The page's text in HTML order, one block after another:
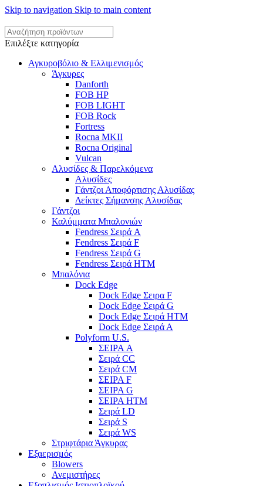
Skip to navigation Skip to main content
Επιλέξτε κατηγορία
Αγκυροβόλιο & Ελλιμενισμός
Άγκυρες
Danforth
FOB HP
FOB LIGHT
FOB Rock
Fortress
Rocna MKII
Rocna Original
Vulcan
Αλυσίδες & Παρελκόμενα
Αλυσίδες
Γάντζοι Αποφόρτισης Αλυσίδας
Δείκτες Σήμανσης Αλυσίδας
Γάντζοι
Καλύμματα Μπαλονιών
Fendress Σειρά A
Fendress Σειρά F
Fendress Σειρά G
Fendress Σειρά HTM
Μπαλόνια
Dock Edge
Dock Edge Σειρα F
Dock Edge Σειρά G
Dock Edge Σειρά HTM
Dock Edge Σειρά Α
Polyform U.S.
ΣΕΙΡΑ A
Σειρά CC
Σειρά CM
ΣΕΙΡΑ F
ΣΕΙΡΑ G
ΣΕΙΡΑ HTM
Σειρά LD
Σειρά S
Σειρά WS
Στριφτάρια Άγκυρας
Εξαερισμός
Blowers
Ανεμιστήρες